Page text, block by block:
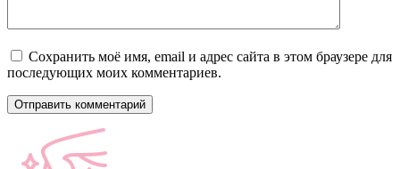
Сохранить моё имя, email и адрес сайта в этом браузере для
последующих моих комментариев.